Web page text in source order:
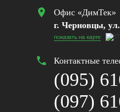
location_on
Офис «ДимТек»
г. Черновцы,
показать на карте
phone Контактные
(095)
(097)